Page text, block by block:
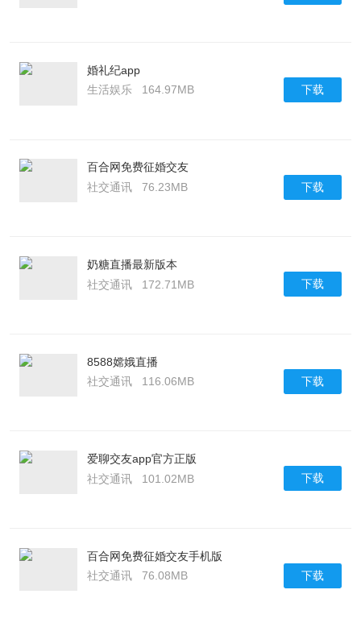
婚礼纪app
生活娱乐
164.97MB 下载
百合网免费征婚交友
社交通讯
76.23MB 下载
奶糖直播最新版本
社交通讯
172.71MB 下载
8588嫦娥直播
社交通讯
116.06MB 下载
爱聊交友app官方正版
社交通讯
101.02MB 下载
百合网免费征婚交友手机版
社交通讯
76.08MB 下载